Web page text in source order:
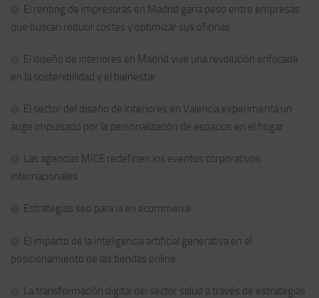
El renting de impresoras en Madrid gana peso entre empresas
que buscan reducir costes y optimizar sus oficinas
El diseño de interiores en Madrid vive una revolución enfocada
en la sostenibilidad y el bienestar
El sector del diseño de interiores en Valencia experimenta un
auge impulsado por la personalización de espacios en el hogar
Las agencias MICE redefinen los eventos corporativos
internacionales
Estrategias seo para ia en ecommerce
El impacto de la inteligencia artificial generativa en el
posicionamiento de las tiendas online
La transformación digital del sector salud a través de estrategias